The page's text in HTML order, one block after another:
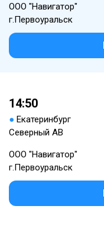
ООО "Навигатор"
г.Первоуральск
14:50
● Екатеринбург
Северный АВ
ООО "Навигатор"
г.Первоуральск